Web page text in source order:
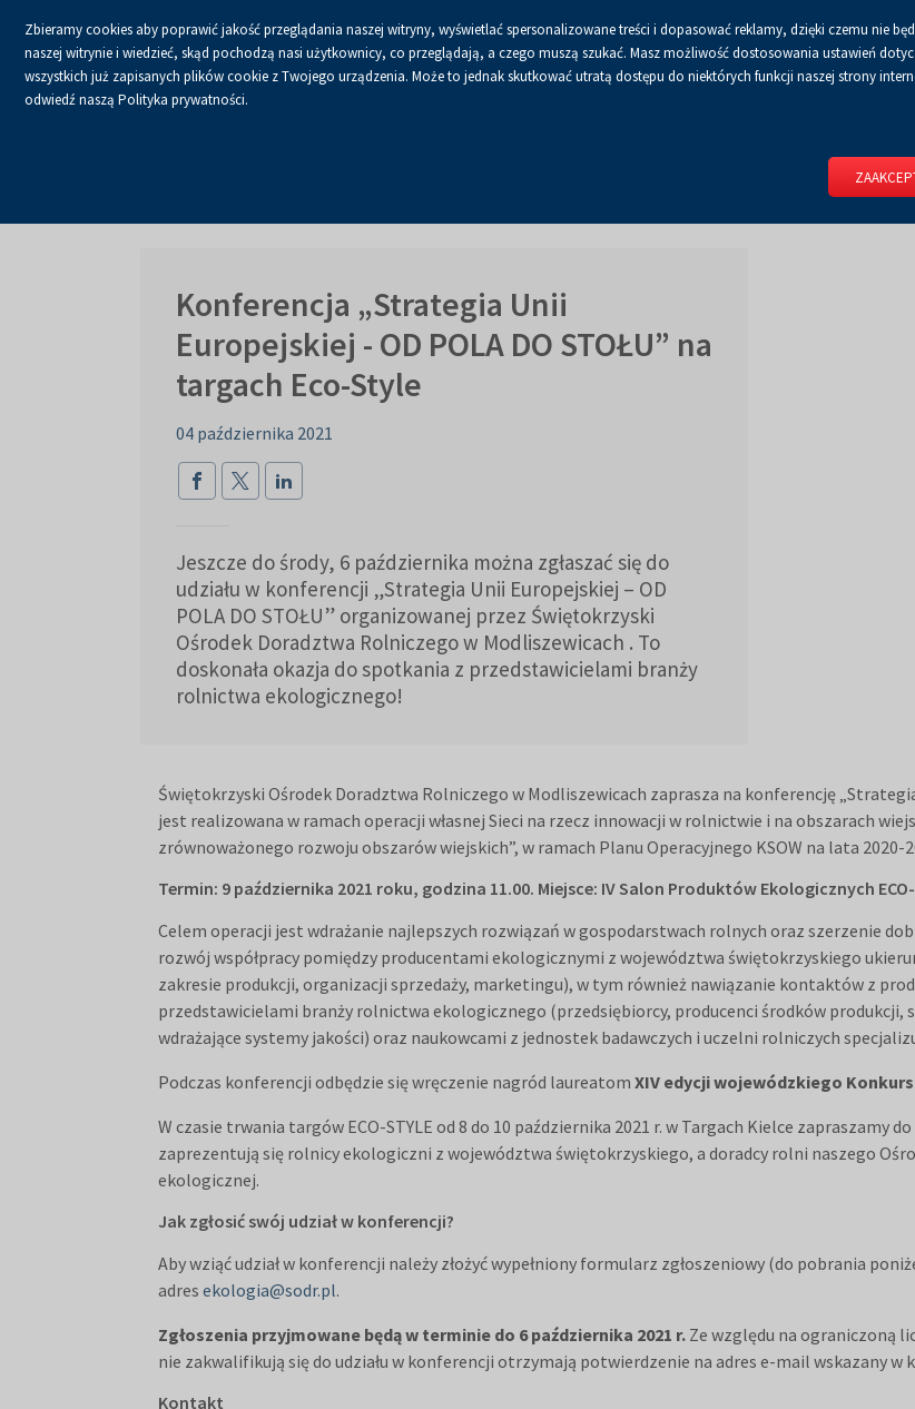
ACzcionka
domyślna
A+ Czcionka
powiększona
A++Czcionka
największa
A
Włącz
tryb
Włącz
wersję
RSS Dla mediów
Konferencja „Strategia Unii
Europejskiej - OD POLA DO STOŁU” na
targach Eco-Style
04 października 2021
Jeszcze do środy, 6 października można zgłaszać się do
udziału w konferencji „Strategia Unii Europejskiej – OD
POLA DO STOŁU” organizowanej przez Świętokrzyski
Ośrodek Doradztwa Rolniczego w Modliszewicach . To
doskonała okazja do spotkania z przedstawicielami branży
rolnictwa ekologicznego!
Świętokrzyski Ośrodek Doradztwa Rolniczego w Modliszewicach zaprasza na konferencję
jest realizowana w ramach operacji własnej Sieci na rzecz innowacji w rolnictwie i na obszarach
zrównoważonego rozwoju obszarów wiejskich”, w ramach Planu Operacyjnego KSOW na lata 2020-
Termin: 9 października 2021 roku, godzina 11.00. Miejsce: IV Salon Produktów Ekologicznych
Celem operacji jest wdrażanie najlepszych rozwiązań w gospodarstwach rolnych oraz szerzenie
rozwój współpracy pomiędzy producentami ekologicznymi z województwa świętokrzyskiego
zakresie produkcji, organizacji sprzedaży, marketingu), w tym również nawiązanie kontaktów z
przedstawicielami branży rolnictwa ekologicznego (przedsiębiorcy, producenci środków produkcji,
wdrażające systemy jakości) oraz naukowcami z jednostek badawczych i uczelni rolniczych
Podczas konferencji odbędzie się wręczenie nagród laureatom XIV edycji wojewódzkiego
W czasie trwania targów ECO-STYLE od 8 do 10 października 2021 r. w Targach Kielce zapraszamy
zaprezentują się rolnicy ekologiczni z województwa świętokrzyskiego, a doradcy rolni naszego
ekologicznej.
Jak zgłosić swój udział w konferencji?
Aby wziąć udział w konferencji należy złożyć wypełniony formularz zgłoszeniowy (do pobrania
adres ekologia@sodr.pl.
Zgłoszenia przyjmowane będą w terminie do 6 października 2021 r. Ze względu na ograniczoną
nie zakwalifikują się do udziału w konferencji otrzymają potwierdzenie na adres e-mail wskazany w
Kontakt
Zbieramy cookies aby poprawić jakość przeglądania naszej witryny, wyświetlać spersonalizowane treści i dopasować reklamy, dzięki czemu nie
naszej witrynie i wiedzieć, skąd pochodzą nasi użytkownicy, co przeglądają, a czego muszą szukać. Masz możliwość dostosowania ustawień
wszystkich już zapisanych plików cookie z Twojego urządzenia. Może to jednak skutkować utratą dostępu do niektórych funkcji naszej strony
odwiedź naszą Polityka prywatności.